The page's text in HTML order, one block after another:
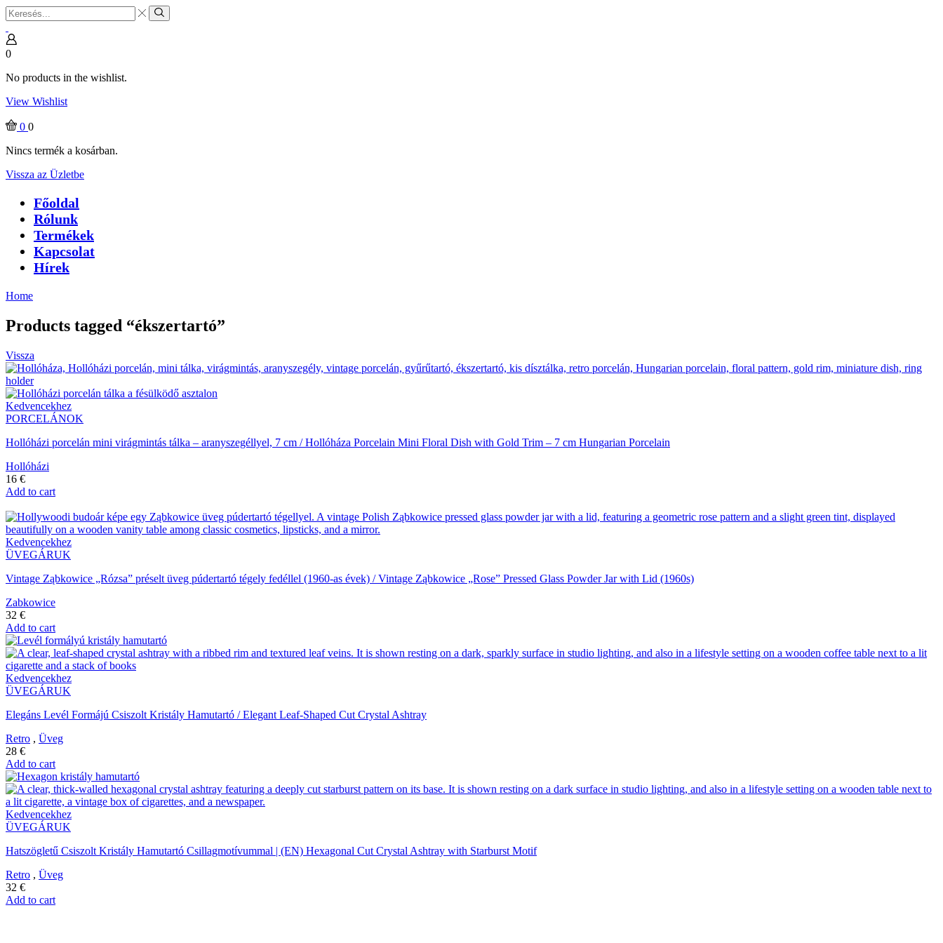
Search
input
Search
0
No products in the wishlist.
View Wishlist
0 0
Nincs termék a kosárban.
Vissza az Üzletbe
Főoldal
Rólunk
Termékek
Kapcsolat
Hírek
Home
Products tagged “ékszertartó”
Vissza
Kedvencekhez
PORCELÁNOK
Hollóházi porcelán mini virágmintás tálka – aranyszegéllyel, 7 cm / Hollóháza Porcelain Mini Floral Dish with Gold Trim – 7 cm Hungarian Porcelain
Hollóházi
16 €
Add to cart
Kedvencekhez
ÜVEGÁRUK
Vintage Ząbkowice „Rózsa” préselt üveg púdertartó tégely fedéllel (1960-as évek) / Vintage Ząbkowice „Rose” Pressed Glass Powder Jar with Lid (1960s)
Zabkowice
32 €
Add to cart
Kedvencekhez
ÜVEGÁRUK
Elegáns Levél Formájú Csiszolt Kristály Hamutartó / Elegant Leaf-Shaped Cut Crystal Ashtray
Retro , Üveg
28 €
Add to cart
Kedvencekhez
ÜVEGÁRUK
Hatszögletű Csiszolt Kristály Hamutartó Csillagmotívummal | (EN) Hexagonal Cut Crystal Ashtray with Starburst Motif
Retro , Üveg
32 €
Add to cart